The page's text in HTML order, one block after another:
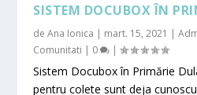
SISTEM DOCUBOX ÎN
deAna Ionica | mart. 15, 2021 |
Comunitati | 0 |
Sistem Docubox în Primărie
pentru colete sunt deja